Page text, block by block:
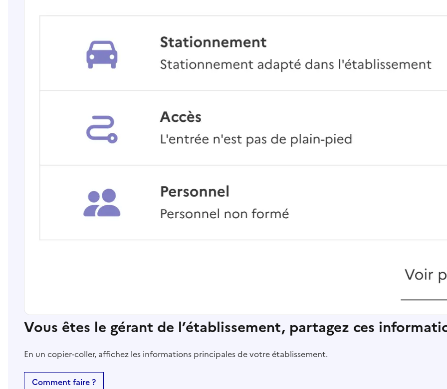
Vous êtes le gérant de l’établissement, partagez ces
En un copier-coller, affichez les informations principales de votre établissement.
Comment faire ?